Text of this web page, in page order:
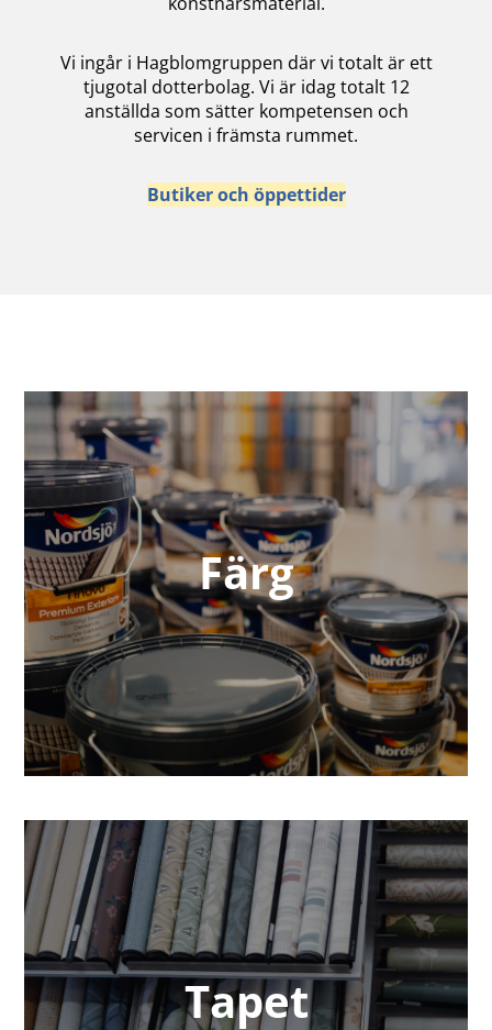
Vi ingår i Hagblomgruppen där vi totalt är ett
tjugotal dotterbolag. Vi är idag totalt 12
anställda som sätter kompetensen och
servicen i främsta rummet.
Butiker och öppettider
Färg
Tapet